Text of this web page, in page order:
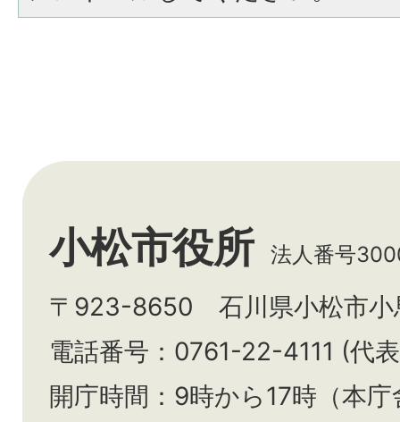
小松市役所 法人番号
〒923-8650 石川県小松市小
電話番号：0761-22-4111 (代
開庁時間：9時から17時（本